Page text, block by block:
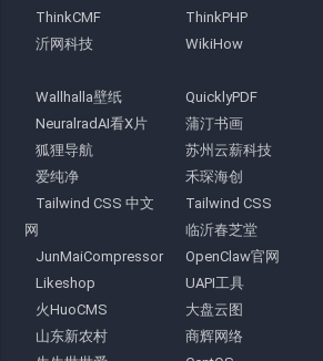
ThinkCMF
ThinkPHP
沂网科技
WikiHow
Wallhalla壁纸
QuicklyPDF
NeuralradAI看X片
蒲汀书画
狐狸导航
苏州云薪科技
爱纯净
禾琛海创
Tailwind CSS 中文
网
Tailwind CSS
临沂春芝堂
JunMaiCompressor
OpenClaw官网
Likeshop
UAPI工具
火HuoCMS
大盘云图
山东新农村
商辉网络